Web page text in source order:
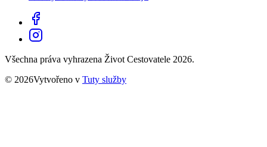
Všechna práva vyhrazena Život Cestovatele 2026.
© 2026Vytvořeno v Tuty služby